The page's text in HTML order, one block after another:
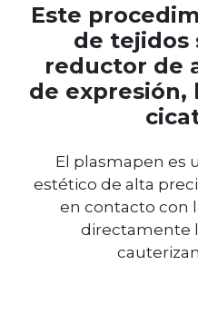
Este
de tejidos
reductor de
de expresión,
El plasmapen es
estético de alta
en contacto con
directamente